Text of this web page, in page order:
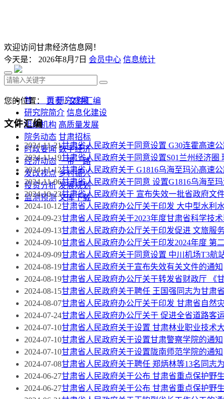
欢迎访问甘肃经济信息网！
今天是： 2026年8月7日 会员中心 信息统计
首 页 研究成果
研究院简介 信息化建设
组织机构 高质量发展
院务动态 甘肃招标
时政要闻 数字经济
经济动态 一带一路
发改视点 乡村振兴
投资分析 发展规划
监测预测 文库下载
您的位置： 首页/文件汇编
文件汇编
2024-11-21甘肃省人民政府关于同意设置 G30连霍高速
2024-11-19甘肃省人民政府关于同意设置S01兰州经济
2024-11-12甘肃省人民政府关于 G1816乌海至玛沁高速
2024-11-06甘肃省人民政府关于同意 设置G1816乌海至
2024-10-23甘肃省人民政府关于 宣布失效一批省政府文
2024-10-12甘肃省人民政府办公厅关于印发 大中型水利
2024-09-23甘肃省人民政府关于2023年度甘肃省科学技
2024-09-13甘肃省人民政府办公厅关于印发促进 文旅服
2024-09-10甘肃省人民政府办公厅关于印发2024年度 第
2024-09-09甘肃省人民政府关于同意设置 中川机场T3航
2024-08-19甘肃省人民政府关于宣布失效有关文件的通知
2024-08-19甘肃省人民政府办公厅关于转发省财政厅 《
2024-08-15甘肃省人民政府关于聘任 王国强同志为甘肃
2024-08-07甘肃省人民政府办公厅关于印发 甘肃省自然
2024-07-24甘肃省人民政府办公厅关于 促进全省道路客
2024-07-10甘肃省人民政府关于设置 甘肃林业职业技术
2024-07-10甘肃省人民政府关于设置甘肃警察学院的通知
2024-07-10甘肃省人民政府关于设置陇南师范学院的通知
2024-07-08甘肃省人民政府关于聘任 郑炳林等13名同志
2024-06-27甘肃省人民政府关于公布 甘肃省重点保护野
2024-06-27甘肃省人民政府关于公布 甘肃省重点保护野